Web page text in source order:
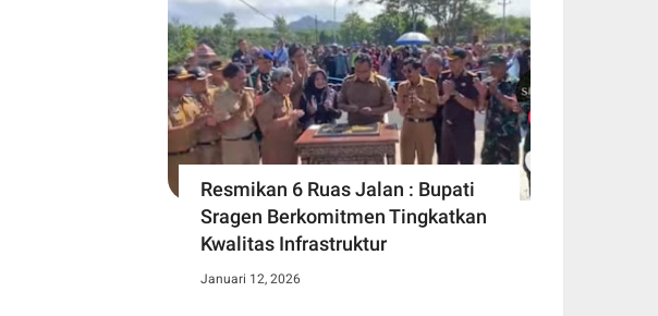
Resmikan 6 Ruas Jalan : Bupati
Sragen Berkomitmen Tingkatkan
Kwalitas Infrastruktur
Januari 12, 2026